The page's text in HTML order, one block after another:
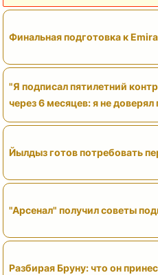
Финальная подготовка к
"Я подписал пятилетний
через 6 месяцев: я не доверял
Йылдыз готов потребовать
"Арсенал" получил советы
Разбирая Бруну: что он